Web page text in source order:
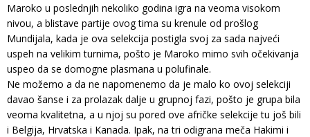
Maroko u poslednjih nekoliko godina igra na veoma visokom
nivou, a blistave partije ovog tima su krenule od prošlog
Mundijala, kada je ova selekcija postigla svoj za sada najveći
uspeh na velikim turnima, pošto je Maroko mimo svih očekivanja
uspeo da se domogne plasmana u polufinale.
Ne možemo a da ne napomenemo da je malo ko ovoj selekciji
davao šanse i za prolazak dalje u grupnoj fazi, pošto je grupa bila
veoma kvalitetna, a u njoj su pored ove afričke selekcije tu još bili
i Belgija, Hrvatska i Kanada. Ipak, na tri odigrana meča Hakimi i